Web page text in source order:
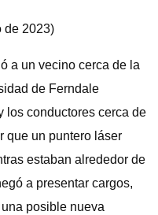
de 2023)
a un vecino cerca de la
de Ferndale
los conductores cerca de
que un puntero láser
estaban alrededor de
a presentar cargos,
posible nueva